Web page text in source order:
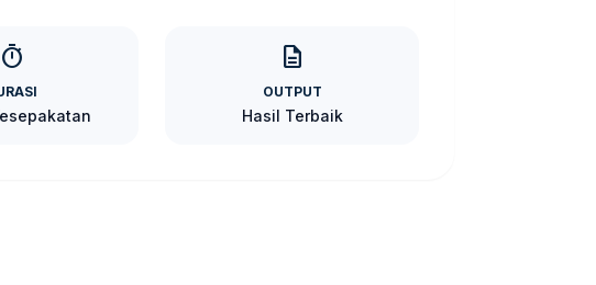
timer description
OUTPUT
Hasil Terbaik